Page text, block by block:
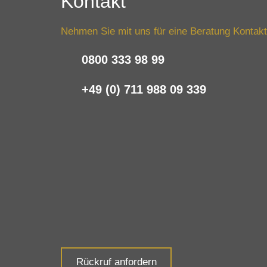
Nehmen Sie mit uns für eine Beratung
0800 333 98 99
+49 (0) 711 988 09 339
Rückruf anfordern